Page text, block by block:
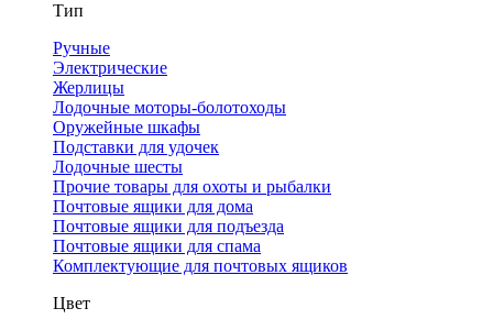
Тип
Ручные
Электрические
Жерлицы
Лодочные моторы-болотоходы
Оружейные шкафы
Подставки для удочек
Лодочные шесты
Прочие товары для охоты и рыбалки
Почтовые ящики для дома
Почтовые ящики для подъезда
Почтовые ящики для спама
Комплектующие для почтовых ящиков
Цвет